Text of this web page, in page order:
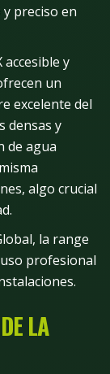
preciso en
accesible y
un
excelente del
densas y
de agua
algo crucial
la range
profesional
LA